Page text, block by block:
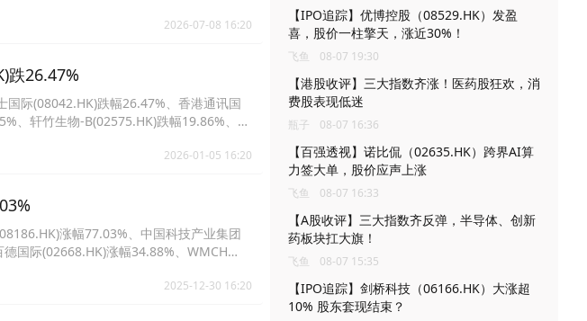
2026-07-08 16:20
跌26.47%
国际(08042.HK)跌幅26.47%、香港通讯国
、轩竹生物-B(02575.HK)跌幅19.86%、拨
2026-01-05 16:20
涨幅77.03%、中国科技产业集团
国际(02668.HK)涨幅34.88%、WMCH
2025-12-30 16:20
【IPO追踪】优博控股（08529.HK）发盈
喜，股价一柱擎天，涨近30%！
飞鱼 08-07 19:30
【港股收评】三大指数齐涨！医药股狂欢，消
费股表现低迷
瓶子 08-07 16:36
【百强透视】诺比侃（02635.HK）跨界AI算
力签大单，股价应声上涨
飞鱼 08-07 16:33
【A股收评】三大指数齐反弹，半导体、创新
药板块扛大旗！
飞鱼 08-07 15:35
【IPO追踪】剑桥科技（06166.HK）大涨超
10% 股东套现结束？